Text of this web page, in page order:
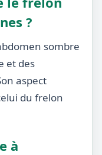
?
sombre
et des
aspect
du frelon
à